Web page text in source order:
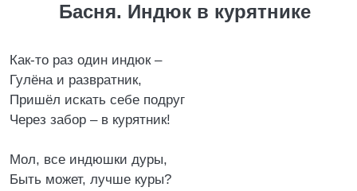
Басня. Индюк в курятнике
Как-то раз один индюк –
Гулёна и развратник,
Пришёл искать себе подруг
Через забор – в курятник!
Мол, все индюшки дуры,
Быть может, лучше куры?